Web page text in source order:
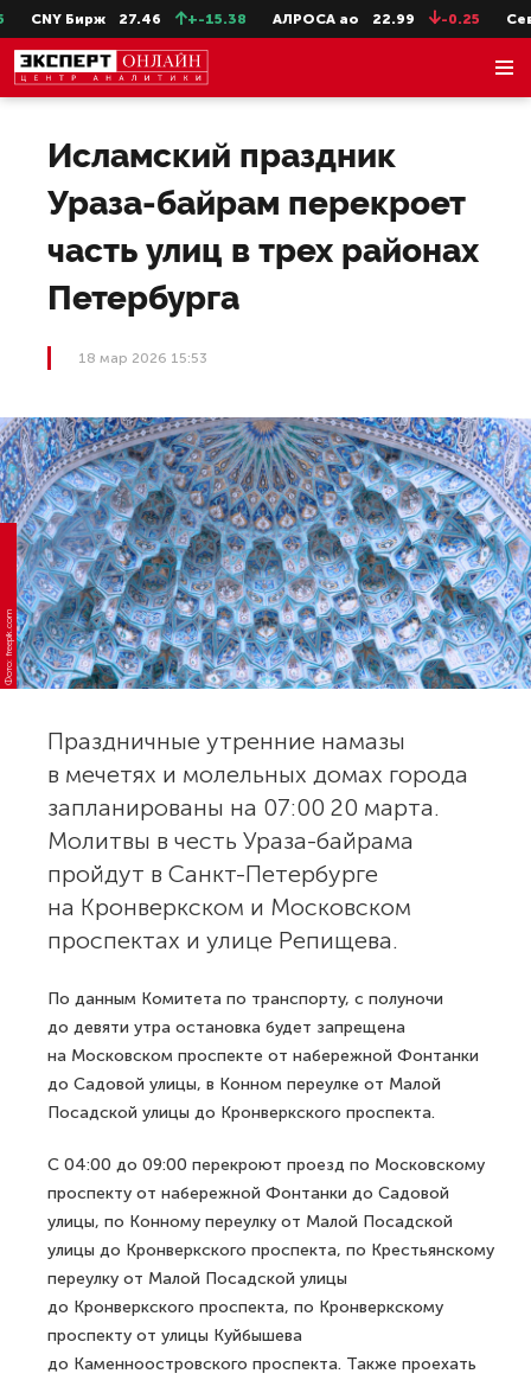
CNY Бирж 27.46 +-15.38 АЛРОСА ао 22.99 -0.25
Исламский праздник
Ураза-байрам перекроет
часть улиц в трех районах
Петербурга
18 мар 2026 15:53
Фото: freepik.com
Праздничные утренние намазы
в мечетях и молельных домах города
запланированы на 07:00 20 марта.
Молитвы в честь Ураза-байрама
пройдут в Санкт-Петербурге
на Кронверкском и Московском
проспектах и улице Репищева.
По данным Комитета по транспорту, с полуночи
до девяти утра остановка будет запрещена
на Московском проспекте от набережной Фонтанки
до Садовой улицы, в Конном переулке от Малой
Посадской улицы до Кронверкского проспекта.
С 04:00 до 09:00 перекроют проезд по Московскому
проспекту от набережной Фонтанки до Садовой
улицы, по Конному переулку от Малой Посадской
улицы до Кронверкского проспекта, по Крестьянскому
переулку от Малой Посадской улицы
до Кронверкского проспекта, по Кронверкскому
проспекту от улицы Куйбышева
до Каменноостровского проспекта. Также проехать